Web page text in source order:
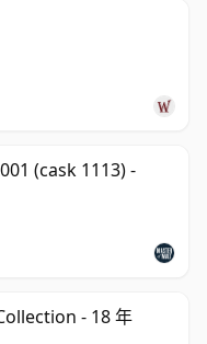
(cask 1113) -
- 18 年